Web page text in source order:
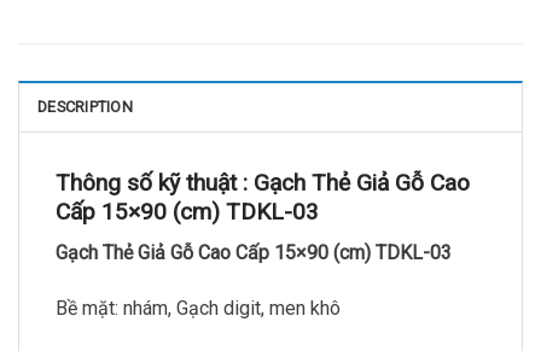
DESCRIPTION
Thông số kỹ thuật : Gạch Thẻ Giả Gỗ Cao
Cấp 15×90 (cm) TDKL-03
Gạch Thẻ Giả Gỗ Cao Cấp 15×90 (cm) TDKL-03
Bề mặt: nhám, Gạch digit, men khô